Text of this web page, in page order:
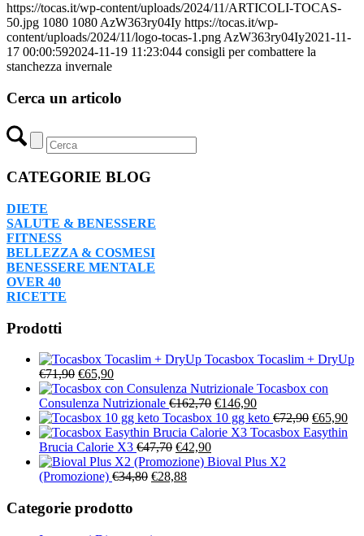
https://tocas.it/wp-content/uploads/2024/11/ARTICOLI-TOCAS-
50.jpg 1080 1080 AzW363ry04Iy https://tocas.it/wp-
content/uploads/2024/11/logo-tocas-1.png AzW363ry04Iy2021-11-
17 00:00:592024-11-19 11:23:044 consigli per combattere la
stanchezza invernale
Cerca un articolo
CATEGORIE BLOG
DIETE
SALUTE & BENESSERE
FITNESS
BELLEZZA & COSMESI
BENESSERE MENTALE
OVER 40
RICETTE
Prodotti
Tocasbox Tocaslim + DryUp
€71,90 Il
prezzo
originale
era:
€71,90.
€65,90Il
prezzo
attuale
è:
€65,90.
Tocasbox con
Consulenza Nutrizionale €162,70 Il
prezzo
originale
€162,70.
€146,90Il
prezzo
attuale
€146,90.
Tocasbox 10 gg keto €72,90 Il
prezzo
€65,90Il
Tocasbox Easythin
Brucia Calorie X3 €47,70 Il
prezzo
originale
€42,90Il
prezzo
Bioval Plus X2
(Promozione) €34,80 Il
€28,88Il
Categorie prodotto